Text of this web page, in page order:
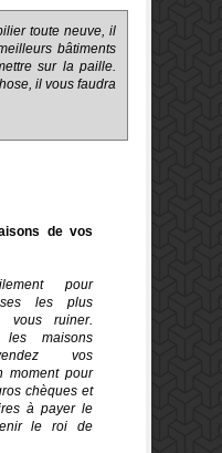
toute neuve, il
bâtiments
sur la paille.
il vous faudra
de vos
pour
les plus
vous ruiner.
maisons
vos
moment pour
chèques et
à payer le
le roi de